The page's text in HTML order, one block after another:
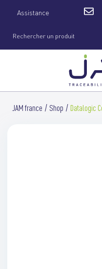
Assistance
JAM france Shop Datalogic